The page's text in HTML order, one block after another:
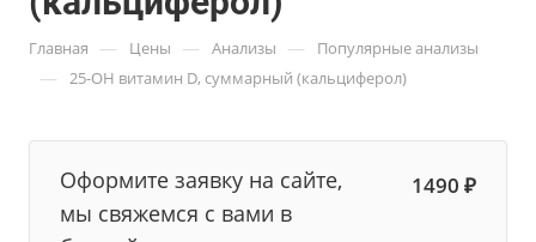
Главная — Цены — Анализы — Популярные анализы
— 25-OH витамин D, суммарный (кальциферол)
Оформите заявку на сайте,
мы свяжемся с вами в
1490 ₽